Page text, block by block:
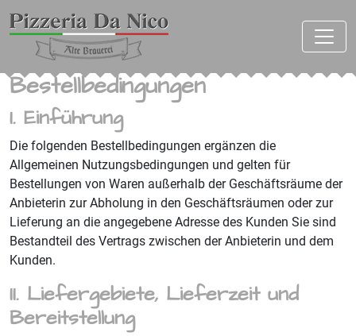
Bestellbedingungen
I. Einführung
Die folgenden Bestellbedingungen ergänzen die
Allgemeinen Nutzungsbedingungen und gelten für
Bestellungen von Waren außerhalb der Geschäftsräume der
Anbieterin zur Abholung in den Geschäftsräumen oder zur
Lieferung an die angegebene Adresse des Kunden Sie sind
Bestandteil des Vertrags zwischen der Anbieterin und dem
Kunden.
II. Liefergebiete, Lieferzeit und
Bereitstellung